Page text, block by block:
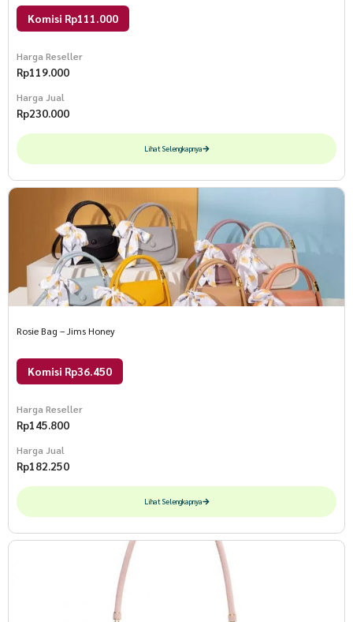
Komisi Rp111.000
Harga Reseller
Rp119.000
Harga Jual
Rp230.000
Lihat Selengkapnya
Rosie Bag – Jims Honey
Komisi Rp36.450
Harga Reseller
Rp145.800
Harga Jual
Rp182.250
Lihat Selengkapnya